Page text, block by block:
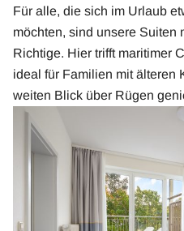
Für alle, die sich im Urlaub
möchten, sind unsere Suiten
Richtige. Hier trifft maritimer
ideal für Familien mit älteren
weiten Blick über Rügen